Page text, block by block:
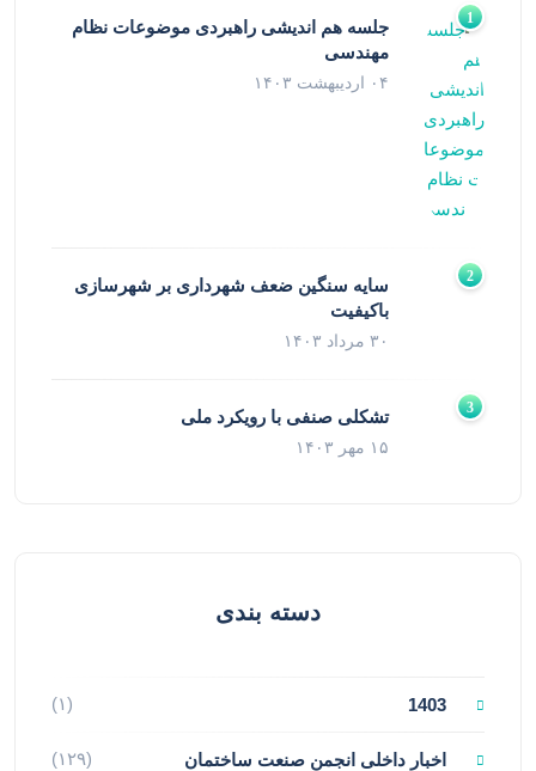
جلسه هم اندیشی راهبردی موضوعات نظام
مهندسی
۰۴ اردیبهشت ۱۴۰۳
سایه سنگین ضعف شهرداری بر شهرسازی
باکیفیت
۳۰ مرداد ۱۴۰۳
تشکلی صنفی با رویکرد ملی
۱۵ مهر ۱۴۰۳
دسته بندی
1403 (۱)
اخبار داخلی انجمن صنعت ساختمان (۱۲۹)